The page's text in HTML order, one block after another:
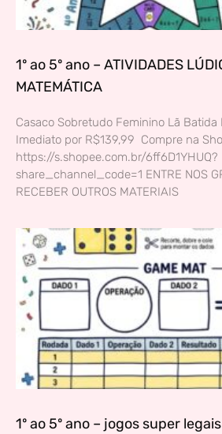
1º ao 5º ano – ATIVIDADES
MATEMÁTICA
Casaco Sobretudo Feminino Lã
Imediato por R$139,99 Compre na
https://s.shopee.com.br/6ff6D1YHUQ?
share_channel_code=1 ENTRE NOS
RECEBER OUTROS MATERIAIS
1º ao 5º ano – jogos super